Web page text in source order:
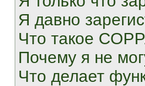
Я давно
Что такое
Почему я не
Что делает